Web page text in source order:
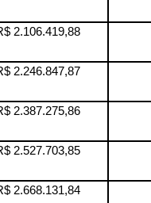
2.106.419,88
2.246.847,87
2.387.275,86
2.527.703,85
2.668.131,84